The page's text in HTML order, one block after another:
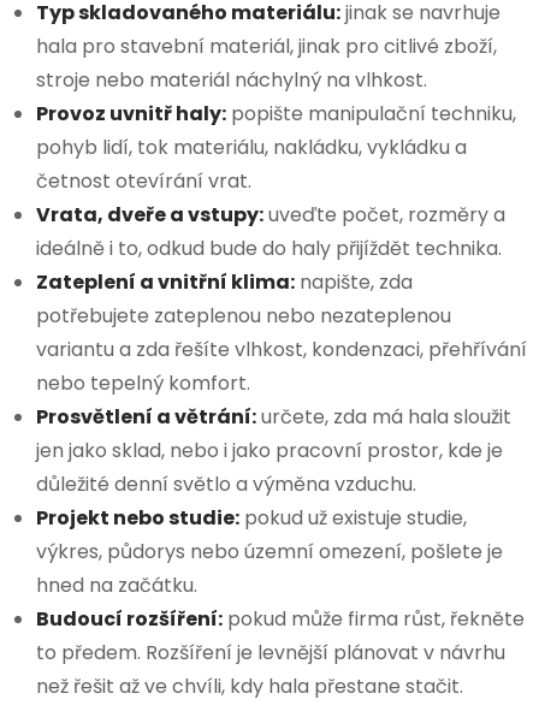
Typ skladovaného materiálu:jinak se navrhuje
hala pro stavební materiál, jinak pro citlivé zboží,
stroje nebo materiál náchylný na vlhkost.
Provoz uvnitř haly: popište manipulační techniku,
pohyb lidí, tok materiálu, nakládku, vykládku a
četnost otevírání vrat.
Vrata, dveře a vstupy:uveďte počet, rozměry a
ideálně i to, odkud bude do haly přijíždět technika.
Zateplení a vnitřní klima: napište, zda
potřebujete zateplenou nebo nezateplenou
variantu a zda řešíte vlhkost, kondenzaci, přehřívání
nebo tepelný komfort.
Prosvětlení a větrání:určete, zda má hala sloužit
jen jako sklad, nebo i jako pracovní prostor, kde je
důležité denní světlo a výměna vzduchu.
Projekt nebo studie: pokud už existuje studie,
výkres, půdorys nebo územní omezení, pošlete je
hned na začátku.
Budoucí rozšíření: pokud může firma růst, řekněte
to předem. Rozšíření je levnější plánovat v návrhu
než řešit až ve chvíli, kdy hala přestane stačit.